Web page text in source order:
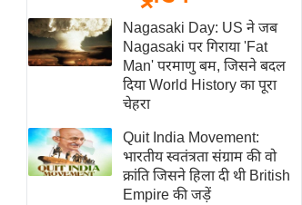
ऑटो वर्ल्ड
न्यूज ब्रीफ
मनोरंजन जगत
बॉलीवुड
हॉलीवुड
फिल्म समीक्षा
Breaking
Nagasaki Day: US ने जब
Nagasaki पर गिराया 'Fat
Man' परमाणु बम, जिसने बदल
दिया World History का पूरा
चेहरा
Quit India Movement:
भारतीय स्वतंत्रता संग्राम की वो
क्रांति जिसने हिला दी थी British
Empire की जड़ें